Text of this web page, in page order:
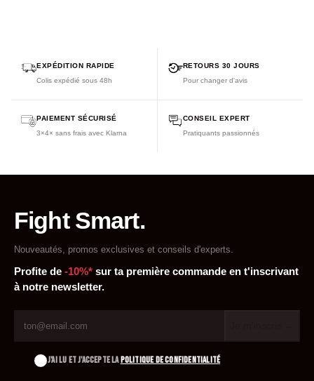
EXPÉDITION RAPIDE
Colis expédié sous 48h
RETOURS 30 JOURS
Pour changer d'avis
PAIEMENT SÉCURISÉ
3×4× sans frais avec Klarna
CONSEIL EXPERT
Pratiquants passionnés
Fight Smart.
Nouveautés, promos exclusives et conseils d'experts.
Profite de -10%* sur ta première commande en t'inscrivant
à notre newsletter.
J'AI LU ET J'ACCEPTE LAPOLITIQUE DE CONFIDENTIALITÉ